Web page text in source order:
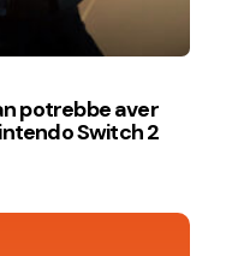
potrebbe aver
Switch 2